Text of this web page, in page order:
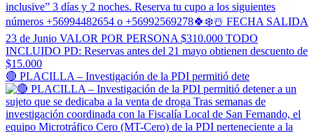
🔴 PLACILLA – Investigación de la PDI permitió dete